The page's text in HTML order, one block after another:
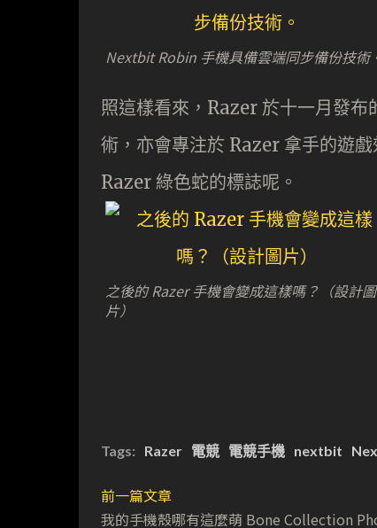
Nextbit Robin 手機具備雲端同步備份技術
照這樣看來，Razer 於十一月發
術，亦會專注於 Razer 拿手的遊
Razer 綠色蛇的標誌呢。
之後的 Razer 手機會變成這樣嗎？（設計圖
片）
Tags: Razer 電競 電競手機 nextbit
前一篇文章
我的手機殼哪有這麼萌 Bone Collection